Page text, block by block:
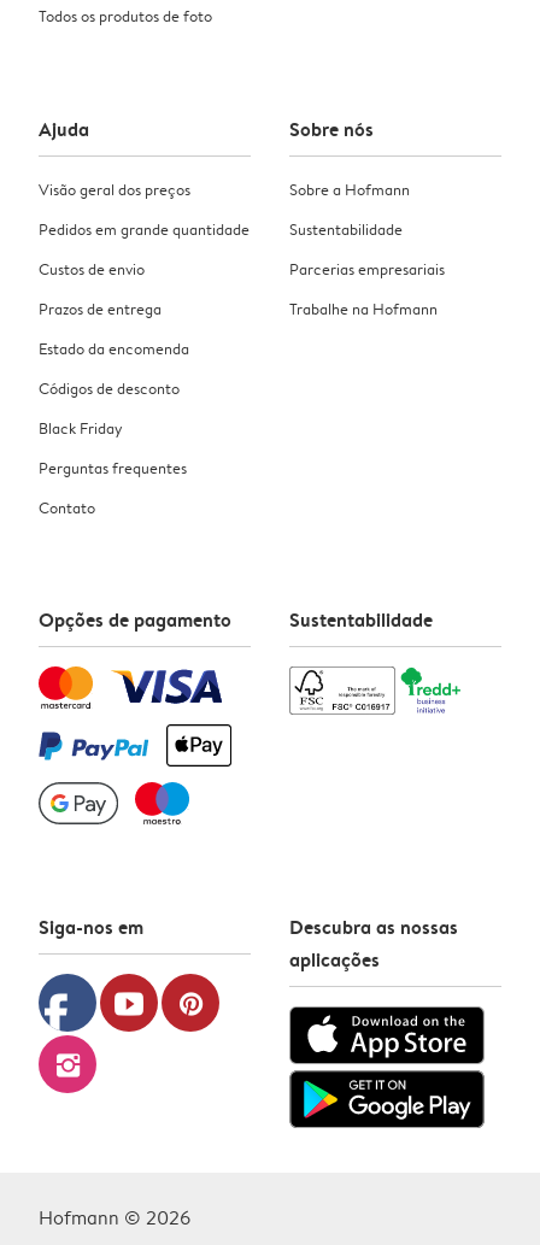
Todos os produtos de foto
Ajuda
Visão geral dos preços
Pedidos em grande quantidade
Custos de envio
Prazos de entrega
Estado da encomenda
Códigos de desconto
Black Friday
Perguntas frequentes
Contato
Sobre nós
Sobre a Hofmann
Sustentabilidade
Parcerias empresariais
Trabalhe na Hofmann
Opções de pagamento Sustentabilidade
Siga-nos em
facebook youtube pinterest
instagram
Descubra as nossas
aplicações
Hofmann © 2026